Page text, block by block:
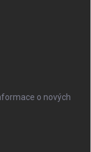
o nových